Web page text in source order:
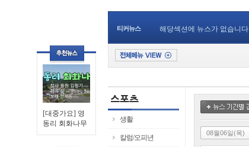
[대중가요] 영
동리 회화나무
티커뉴스 해당섹션에 뉴스가 없습니다
생활
칼럼/오피년
08월06일(목)